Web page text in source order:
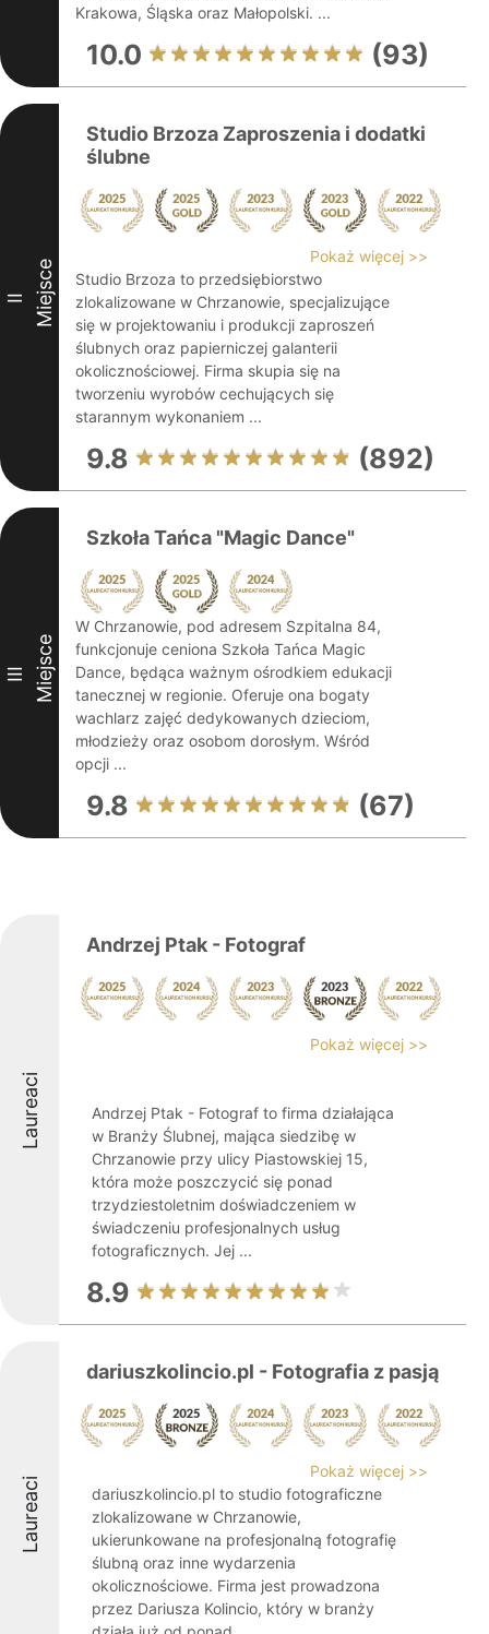
Krakowa, Śląska oraz Małopolski. ...
10.0 (93)
II Miejsce
Studio Brzoza Zaproszenia i dodatki
ślubne
Pokaż więcej >>
Studio Brzoza to przedsiębiorstwo
zlokalizowane w Chrzanowie, specjalizujące
się w projektowaniu i produkcji zaproszeń
ślubnych oraz papierniczej galanterii
okolicznościowej. Firma skupia się na
tworzeniu wyrobów cechujących się
starannym wykonaniem ...
9.8 (892)
III Miejsce
Szkoła Tańca "Magic Dance"
W Chrzanowie, pod adresem Szpitalna 84,
funkcjonuje ceniona Szkoła Tańca Magic
Dance, będąca ważnym ośrodkiem edukacji
tanecznej w regionie. Oferuje ona bogaty
wachlarz zajęć dedykowanych dzieciom,
młodzieży oraz osobom dorosłym. Wśród
opcji ...
9.8 (67)
Laureaci
Andrzej Ptak - Fotograf
Pokaż więcej >>
Andrzej Ptak - Fotograf to firma działająca
w Branży Ślubnej, mająca siedzibę w
Chrzanowie przy ulicy Piastowskiej 15,
która może poszczycić się ponad
trzydziestoletnim doświadczeniem w
świadczeniu profesjonalnych usług
fotograficznych. Jej ...
8.9
Laureaci
dariuszkolincio.pl - Fotografia z pasją
Pokaż więcej >>
dariuszkolincio.pl to studio fotograficzne
zlokalizowane w Chrzanowie,
ukierunkowane na profesjonalną fotografię
ślubną oraz inne wydarzenia
okolicznościowe. Firma jest prowadzona
przez Dariusza Kolincio, który w branży